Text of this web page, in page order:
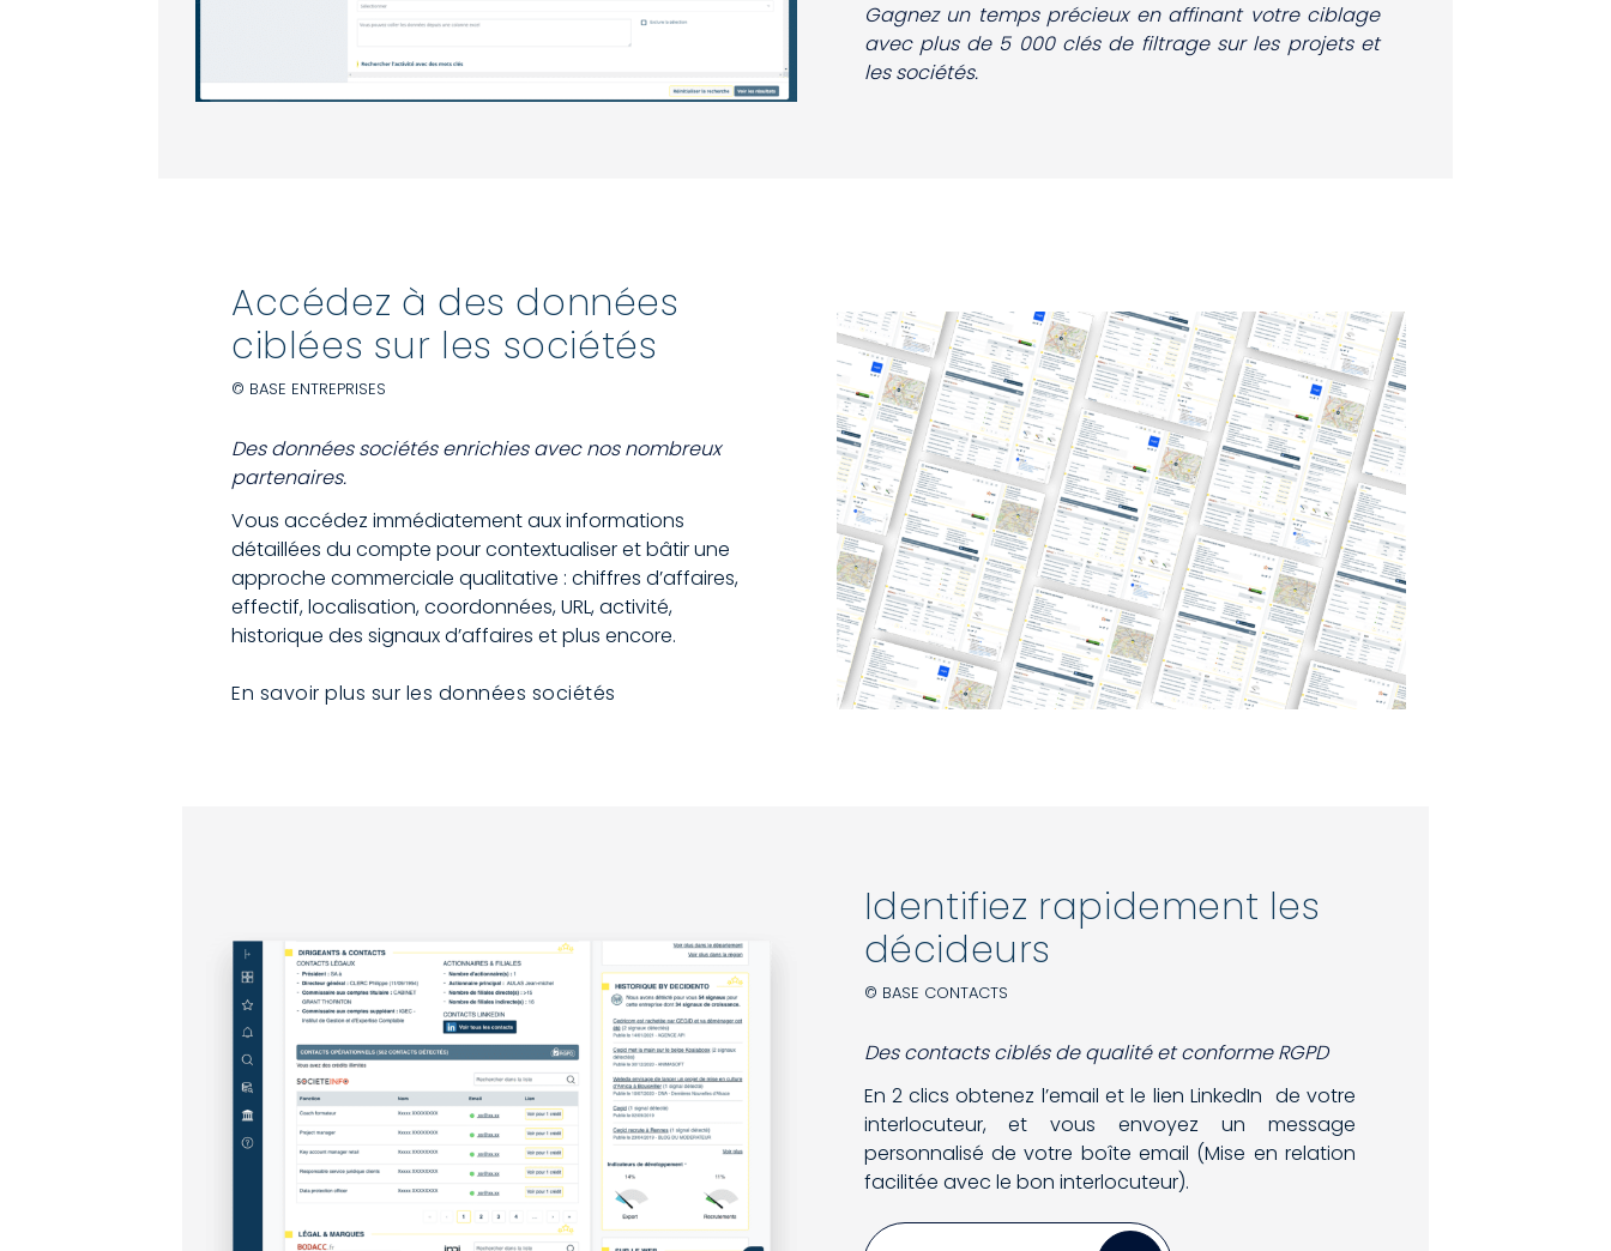
Gagnez un temps précieux en affinant votre ciblage
avec plus de 5 000 clés de filtrage sur les projets et
les sociétés.
Accédez à des données
ciblées sur les sociétés
© BASE ENTREPRISES
Des données sociétés enrichies avec nos nombreux
partenaires.
Vous accédez immédiatement aux informations
détaillées du compte pour contextualiser et bâtir une
approche commerciale qualitative : chiffres d’affaires,
effectif, localisation, coordonnées, URL, activité,
historique des signaux d’affaires et plus encore.
En savoir plus sur les données sociétés
Identifiez rapidement les
décideurs
© BASE CONTACTS
Des contacts ciblés de qualité et conforme RGPD
En 2 clics obtenez l’email et le lien LinkedIn de votre
interlocuteur, et vous envoyez un message
personnalisé de votre boîte email (Mise en relation
facilitée avec le bon interlocuteur).